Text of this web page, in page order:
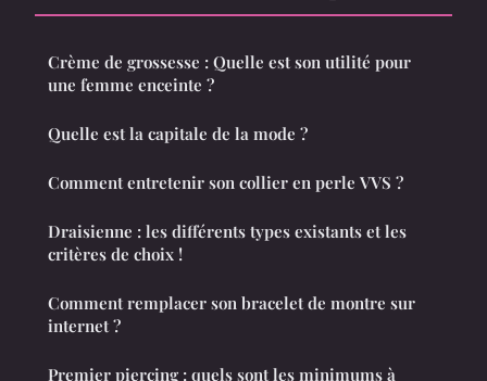
Crème de grossesse : Quelle est son utilité pour
une femme enceinte ?
Quelle est la capitale de la mode ?
Comment entretenir son collier en perle VVS ?
Draisienne : les différents types existants et les
critères de choix !
Comment remplacer son bracelet de montre sur
internet ?
Premier piercing : quels sont les minimums à